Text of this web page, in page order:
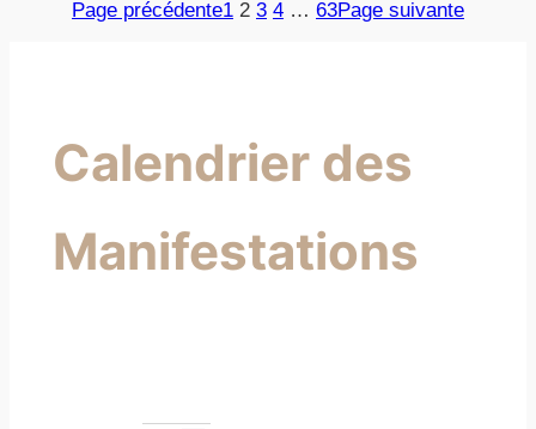
Page précédente1 2 3 4 … 63Page suivante
Calendrier des
Manifestations